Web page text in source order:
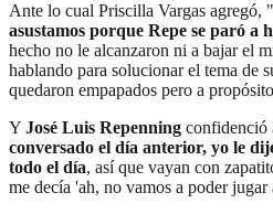
Ante lo cual Priscilla Vargas agregó,
asustamos porque Repe se paró a
hecho no le alcanzaron ni a bajar el
hablando para solucionar el tema de
quedaron empapados pero a
Y José Luis Repenning confidenció
conversado el día anterior, yo le
todo el día, así que vayan con
me decía 'ah, no vamos a poder